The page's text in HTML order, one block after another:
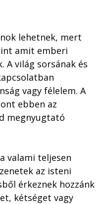
lehetnek, mert
amit emberi
A világ sorsának és
vagy félelem. A
ebben az
megnyugtató
valami teljesen
az isteni
érkeznek hozzánk
kétséget vagy